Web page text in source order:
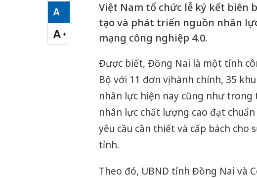
A
Cỡ chữ vừa
A +
Cỡ chữ lớn
Việt Nam tổ chức lễ ký kết biên
tạo và phát triển nguồn nhân
mạng công nghiệp 4.0.
Được biết, Đồng Nai là một tỉnh
Bộ với 11 đơn vị hành chính, 35
nhân lực hiện nay cũng như
nhân lực chất lượng cao đạt
yêu cầu cần thiết và cấp bách
tỉnh.
Theo đó, UBND tỉnh Đồng Nai và